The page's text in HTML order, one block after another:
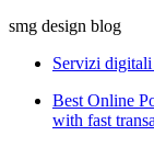
smg design blog
Servizi
Best Online
with fast